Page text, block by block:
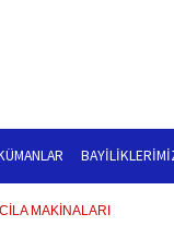
MAKİNALARI